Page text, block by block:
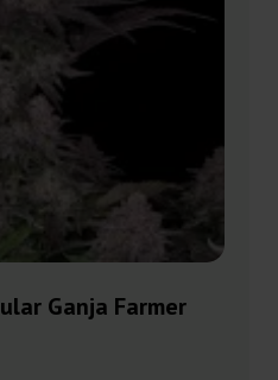
Ganja Farmer